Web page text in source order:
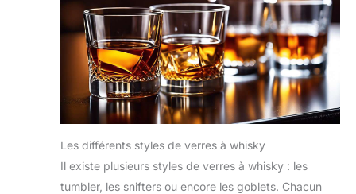
Les différents styles de verres à whisky
Il existe plusieurs styles de verres à whisky : les
tumbler, les snifters ou encore les goblets. Chacun